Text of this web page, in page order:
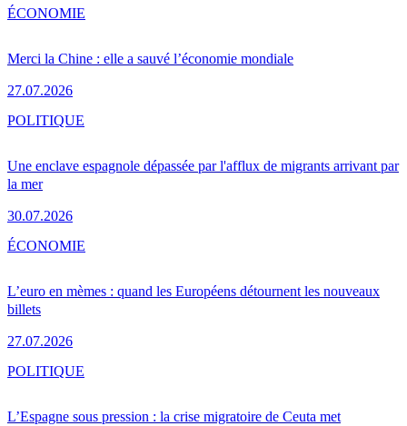
Merci la Chine : elle a sauvé l’économie mondiale
27.07.2026
ÉCONOMIE
Une enclave espagnole dépassée par l'afflux de migrants arrivant par
la mer
30.07.2026
POLITIQUE
L’euro en mèmes : quand les Européens détournent les nouveaux
billets
27.07.2026
ÉCONOMIE
L’Espagne sous pression : la crise migratoire de Ceuta met
POLITIQUE